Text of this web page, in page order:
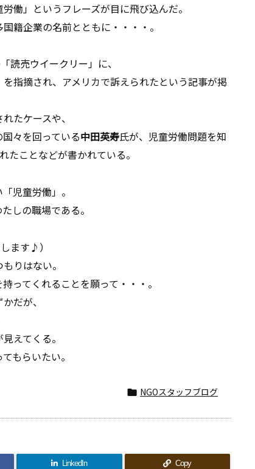
働」というフレーズが目に飛び込んだ。
籍企業の名前とともに・・・・。
読売ウイークリー」に、
指摘され、アメリカで訴えられたという記事が掲
たケースや、
々を回っている中田英寿氏が、児童労働問題を知
たことなどが書かれている。
児童労働」。
しの職場である。
ます♪）
りはない。
ってくれることを願って・・・。
だが、
えてくる。
もらいたい。
 NGOスタッフブログ
LinkedIn Copy